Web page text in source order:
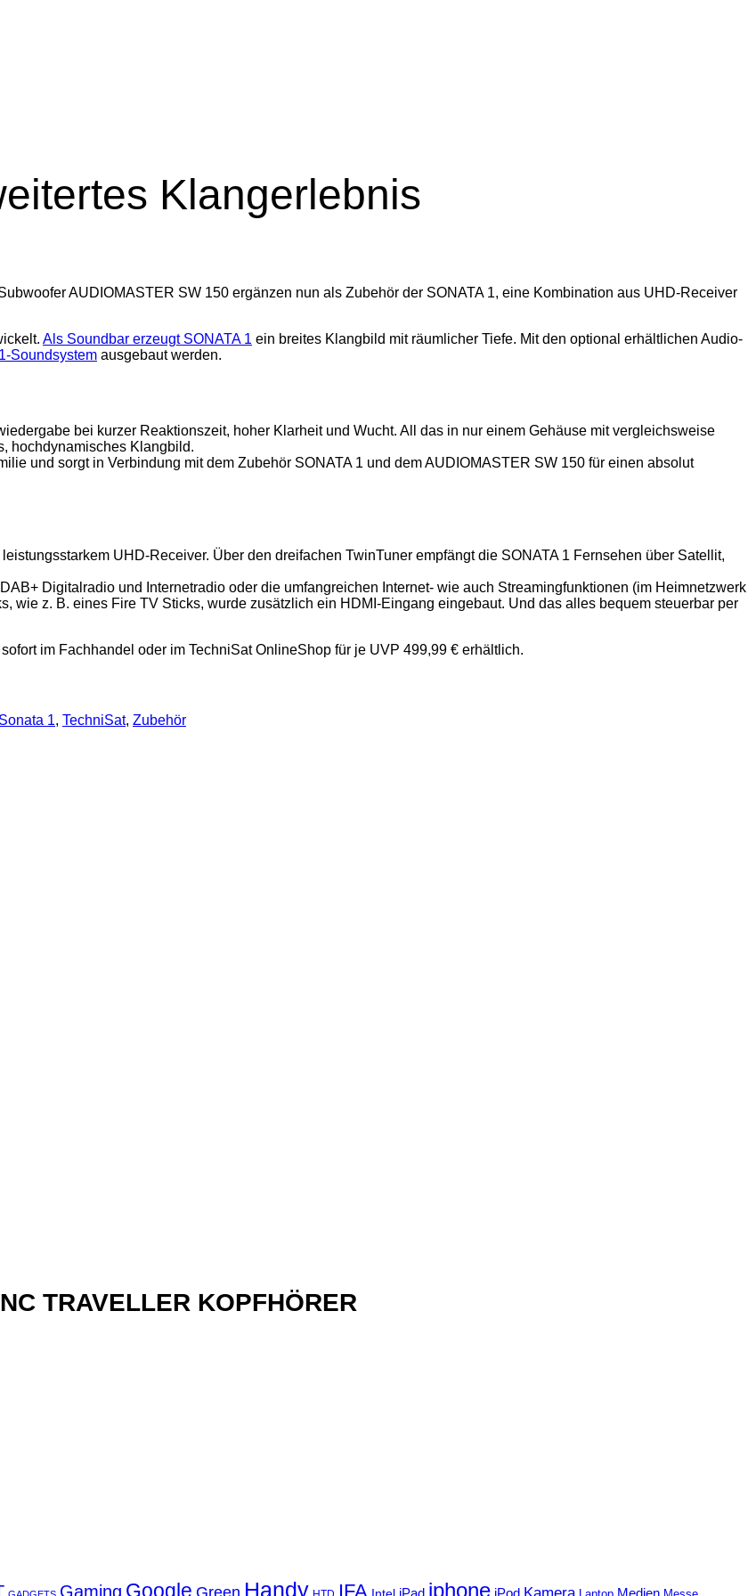
Klangerlebnis
AUDIOMASTER SW 150 ergänzen nun als Zubehör der SONATA 1, eine Kombination aus UHD-Receiver
Als Soundbar erzeugt SONATA 1 ein breites Klangbild mit räumlicher Tiefe. Mit den optional erhältlichen Audio-
Soundsystem ausgebaut werden.
bei kurzer Reaktionszeit, hoher Klarheit und Wucht. All das in nur einem Gehäuse mit vergleichsweise
hochdynamisches Klangbild.
und sorgt in Verbindung mit dem Zubehör SONATA 1 und dem AUDIOMASTER SW 150 für einen absolut
UHD-Receiver. Über den dreifachen TwinTuner empfängt die SONATA 1 Fernsehen über Satellit,
Digitalradio und Internetradio oder die umfangreichen Internet- wie auch Streamingfunktionen (im Heimnetzwerk
wie z. B. eines Fire TV Sticks, wurde zusätzlich ein HDMI-Eingang eingebaut. Und das alles bequem steuerbar per
im Fachhandel oder im TechniSat OnlineShop für je UVP 499,99 € erhältlich.
Sonata 1, TechniSat, Zubehör
TRAVELLER KOPFHÖRER
Gaming Google Handy IFA iphone